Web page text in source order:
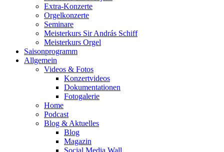
Extra-Konzerte
Orgelkonzerte
Seminare
Meisterkurs Sir András Schiff
Meisterkurs Orgel
Saisonprogramm
Allgemein
Videos & Fotos
Konzertvideos
Dokumentationen
Fotogalerie
Home
Podcast
Blog & Aktuelles
Blog
Magazin